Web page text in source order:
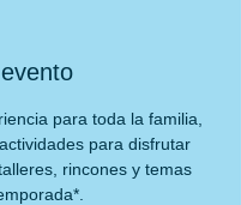
para toda la familia,
para disfrutar
rincones y temas